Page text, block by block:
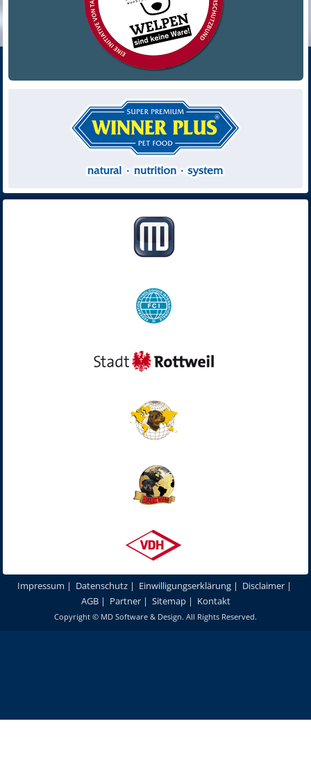
Impressum | Datenschutz | Einwilligungserklärung | Disclaimer |
AGB| Partner| Sitemap| Kontakt
Copyright © MD Software & Design. All Rights Reserved.